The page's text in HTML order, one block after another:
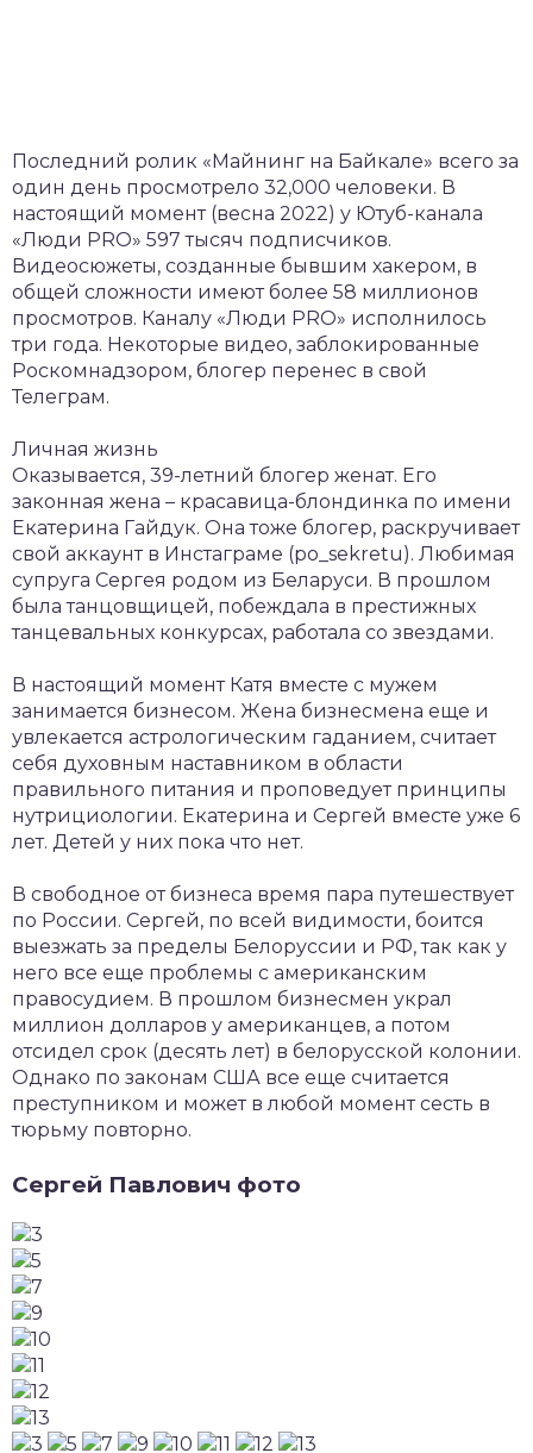
Последний ролик «Майнинг на Байкале» всего за
один день просмотрело 32,000 человеки. В
настоящий момент (весна 2022) у Ютуб-канала
«Люди PRO» 597 тысяч подписчиков.
Видеосюжеты, созданные бывшим хакером, в
общей сложности имеют более 58 миллионов
просмотров. Каналу «Люди PRO» исполнилось
три года. Некоторые видео, заблокированные
Роскомнадзором, блогер перенес в свой
Телеграм.
Личная жизнь
Оказывается, 39-летний блогер женат. Его
законная жена – красавица-блондинка по имени
Екатерина Гайдук. Она тоже блогер, раскручивает
свой аккаунт в Инстаграме (po_sekretu). Любимая
супруга Сергея родом из Беларуси. В прошлом
была танцовщицей, побеждала в престижных
танцевальных конкурсах, работала со звездами.
В настоящий момент Катя вместе с мужем
занимается бизнесом. Жена бизнесмена еще и
увлекается астрологическим гаданием, считает
себя духовным наставником в области
правильного питания и проповедует принципы
нутрициологии. Екатерина и Сергей вместе уже 6
лет. Детей у них пока что нет.
В свободное от бизнеса время пара путешествует
по России. Сергей, по всей видимости, боится
выезжать за пределы Белоруссии и РФ, так как у
него все еще проблемы с американским
правосудием. В прошлом бизнесмен украл
миллион долларов у американцев, а потом
отсидел срок (десять лет) в белорусской колонии.
Однако по законам США все еще считается
преступником и может в любой момент сесть в
тюрьму повторно.
Сергей Павлович фото